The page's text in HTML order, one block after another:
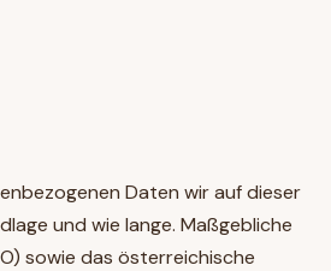
Daten wir auf dieser
und wie lange. Maßgebliche
sowie das österreichische